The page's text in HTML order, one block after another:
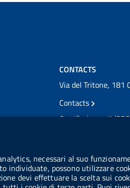
necessari al suo
possono utilizzare
devi effettuare la scelta sui
CONTACTS
Via del Tritone, 181
Contacts
Certified e-mail
Tax code:
IPA AIFA code: